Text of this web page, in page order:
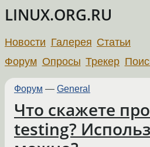
LINUX.ORG.RU
Новости Галерея Статьи
Форум Опросы Трекер
Форум — General
Что скажете
testing?